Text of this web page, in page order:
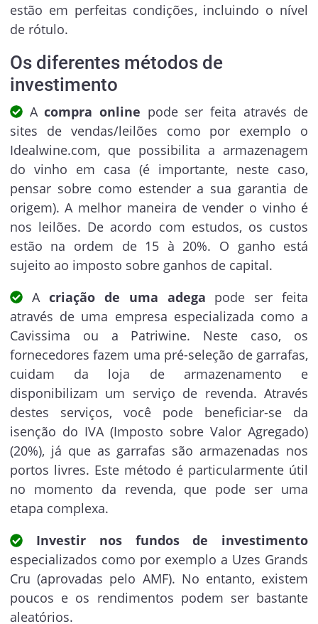
estão em perfeitas condições, incluindo o nível
de rótulo.
Os diferentes métodos de
investimento
Acompra online pode ser feita através de
sites de vendas/leilões como por exemplo o
Idealwine.com, que possibilita a armazenagem
do vinho em casa (é importante, neste caso,
pensar sobre como estender a sua garantia de
origem). A melhor maneira de vender o vinho é
nos leilões. De acordo com estudos, os custos
estão na ordem de 15 à 20%. O ganho está
sujeito ao imposto sobre ganhos de capital.
A criação de uma adega pode ser feita
através de uma empresa especializada como a
Cavissima ou a Patriwine. Neste caso, os
fornecedores fazem uma pré-seleção de garrafas,
cuidam da loja de armazenamento e
disponibilizam um serviço de revenda. Através
destes serviços, você pode beneficiar-se da
isenção do IVA (Imposto sobre Valor Agregado)
(20%), já que as garrafas são armazenadas nos
portos livres. Este método é particularmente útil
no momento da revenda, que pode ser uma
etapa complexa.
Investir nos fundos de investimento
especializados como por exemplo a Uzes Grands
Cru (aprovadas pelo AMF). No entanto, existem
poucos e os rendimentos podem ser bastante
aleatórios.